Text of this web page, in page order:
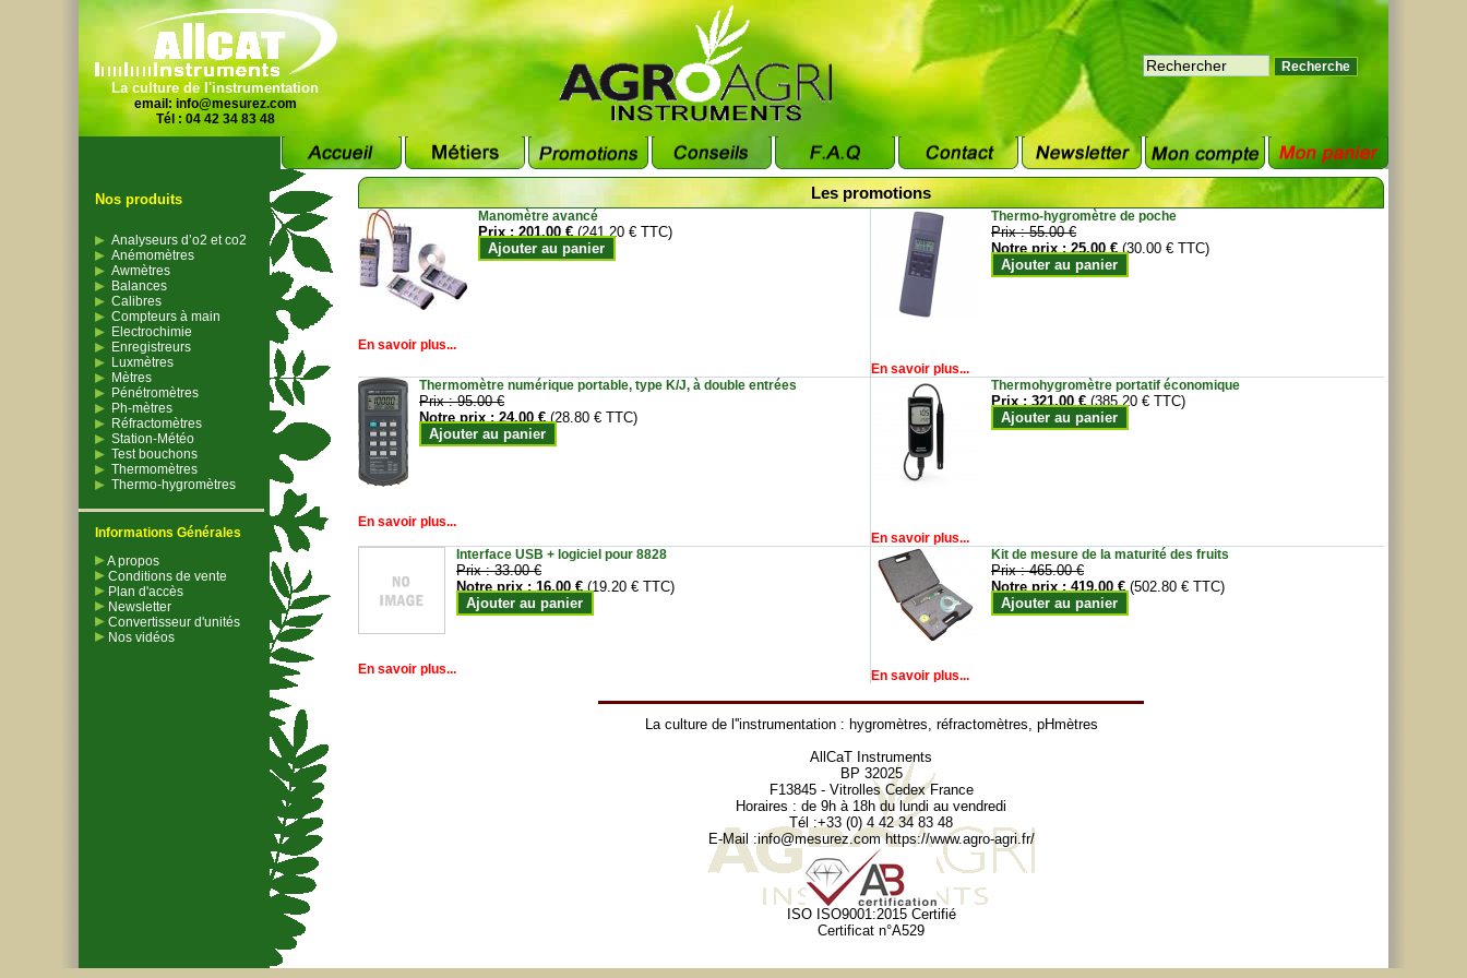
La culture de l'instrumentation
email: info@mesurez.com
Tél : 04 42 34 83 48
Nos produits
Analyseurs d’o2 et co2
Anémomètres
Awmètres
Balances
Calibres
Compteurs à main
Electrochimie
Enregistreurs
Luxmètres
Mètres
Pénétromètres
Ph-mètres
Réfractomètres
Station-Météo
Test bouchons
Thermomètres
Thermo-hygromètres
Informations Générales
A propos
Conditions de vente
Plan d'accès
Newsletter
Convertisseur d'unités
Nos vidéos
Les promotions
Manomètre avancé
Prix :201.00 € (241.20 € TTC)
Ajouter au panier
En savoir plus...
Thermo-hygromètre de poche
Prix :55.00 €
Notre prix :25.00 € (30.00 € TTC)
Ajouter au panier
En savoir plus...
Thermomètre numérique portable, type K/J, à double entrées
Prix :95.00 €
Notre prix :24.00 € (28.80 € TTC)
Ajouter au panier
En savoir plus...
Thermohygromètre portatif économique
Prix :321.00 € (385.20 € TTC)
Ajouter au panier
En savoir plus...
Interface USB + logiciel pour 8828
Prix :33.00 €
Notre prix :16.00 € (19.20 € TTC)
Ajouter au panier
En savoir plus...
Kit de mesure de la maturité des fruits
Prix :465.00 €
Notre prix :419.00 € (502.80 € TTC)
Ajouter au panier
En savoir plus...
La culture de l''instrumentation : hygromètres, réfractomètres, pHmètres
AllCaT Instruments
BP 32025
F13845 - Vitrolles Cedex France
Horaires : de 9h à 18h du lundi au vendredi
Tél :+33 (0) 4 42 34 83 48
E-Mail :info@mesurez.com https://www.agro-agri.fr/
ISO ISO9001:2015 Certifié
Certificat n°A529